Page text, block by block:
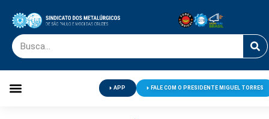
APP FALE COM O PRESIDENTE MIGUEL TORRES